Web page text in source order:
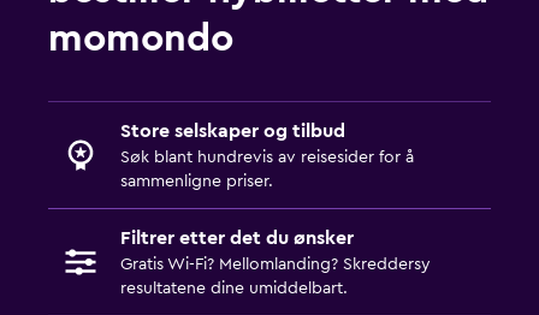
momondo
Store selskaper og tilbud
Søk blant hundrevis av reisesider for å
sammenligne priser.
Filtrer etter det du ønsker
Gratis Wi-Fi? Mellomlanding? Skreddersy
resultatene dine umiddelbart.